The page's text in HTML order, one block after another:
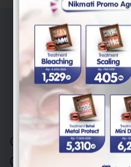
"Trust Your
Kami berkomitmen untuk
untuk semua
Scaling Gigi